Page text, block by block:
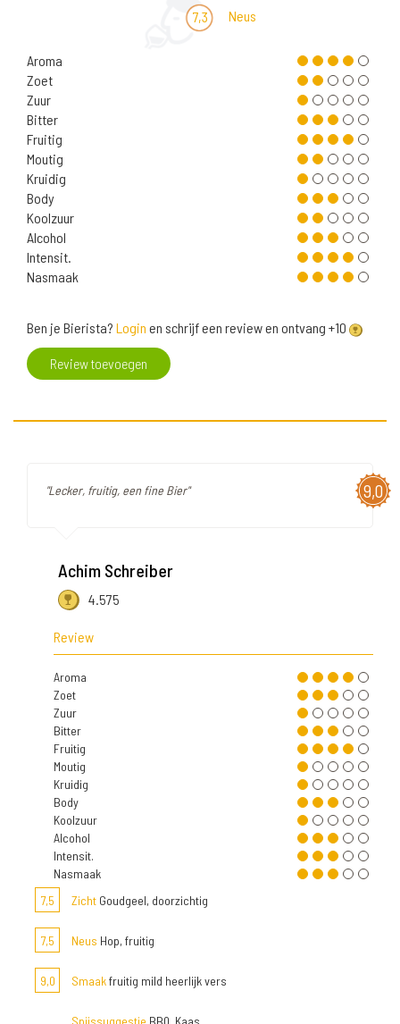
7,3 Neus
Aroma
Zoet
Zuur
Bitter
Fruitig
Moutig
Kruidig
Body
Koolzuur
Alcohol
Intensit.
Nasmaak
Ben je Bierista? Login en schrijf een review en ontvang +10
Review toevoegen
9,0
"Lecker, fruitig, een fine Bier"
Achim Schreiber
4.575
Review
Aroma
Zoet
Zuur
Bitter
Fruitig
Moutig
Kruidig
Body
Koolzuur
Alcohol
Intensit.
Nasmaak
7,5
Zicht Goudgeel, doorzichtig
7,5 Neus Hop, fruitig
9,0 Smaakfruitig mild heerlijk vers